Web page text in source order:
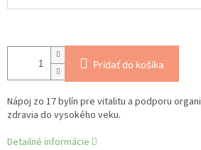
Pridať do košíka
Nápoj zo 17 bylín pre vitalitu a podporu
zdravia do vysokého veku.
Detailné informácie